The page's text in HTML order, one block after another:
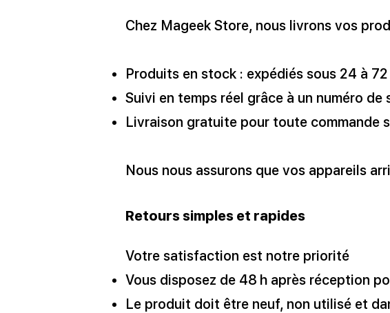
Chez Mageek Store, nous livrons vos
Produits en stock : expédiés sous 24 à
Suivi en temps réel grâce à un numéro de
Livraison gratuite pour toute commande
Nous nous assurons que vos appareils
Retours simples et rapides
Votre satisfaction est notre priorité
Vous disposez de 48 h après réception
Le produit doit être neuf, non utilisé et